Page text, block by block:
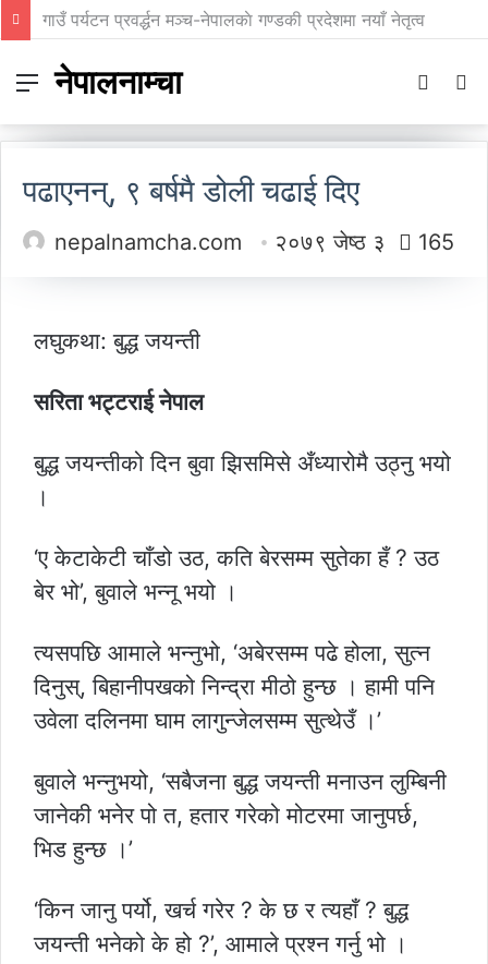
प्रिन्सुको चकचके बानी
Menu
नेपालनाम्चा
Switch
पढाएनन्, ९ बर्षमै डोली चढाई दिए
nepalnamcha.com २०७९ जेष्ठ ३ 165
लघुकथा: बुद्ध जयन्ती
सरिता भट्टराई नेपाल
बुद्ध जयन्तीको दिन बुवा झिसमिसे अँध्यारोमै उठ्नु भयो
।
‘ए केटाकेटी चाँडो उठ, कति बेरसम्म सुतेका हँ ? उठ
बेर भो’, बुवाले भन्नू भयो ।
त्यसपछि आमाले भन्नुभो, ‘अबेरसम्म पढे होला, सुत्न
दिनुस्, बिहानीपखको निन्द्रा मीठो हुन्छ । हामी पनि
उवेला दलिनमा घाम लागुन्जेलसम्म सुत्थेउँ ।’
बुवाले भन्नुभयो, ‘सबैजना बुद्ध जयन्ती मनाउन लुम्बिनी
जानेकी भनेर पो त, हतार गरेको मोटरमा जानुपर्छ,
भिड हुन्छ ।’
‘किन जानु पर्यो, खर्च गरेर ? के छ र त्यहाँ ? बुद्ध
जयन्ती भनेको के हो ?’, आमाले प्रश्न गर्नु भो ।